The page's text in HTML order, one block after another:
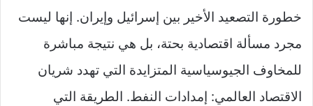
خطورة التصعيد الأخير بين إسرائيل وإيران. إنها ليست
مجرد مسألة اقتصادية بحتة، بل هي نتيجة مباشرة
للمخاوف الجيوسياسية المتزايدة التي تهدد شريان
الاقتصاد العالمي: إمدادات النفط. الطريقة التي